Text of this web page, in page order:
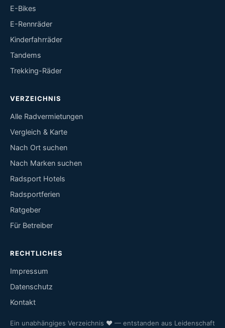
E-Bikes
E-Rennräder
Kinderfahrräder
Tandems
Trekking-Räder
VERZEICHNIS
Alle Radvermietungen
Vergleich & Karte
Nach Ort suchen
Nach Marken suchen
Radsport Hotels
Radsportferien
Ratgeber
Für Betreiber
RECHTLICHES
Impressum
Datenschutz
Kontakt
Ein unabhängiges Verzeichnis ♥ — entstanden aus Leidenschaft